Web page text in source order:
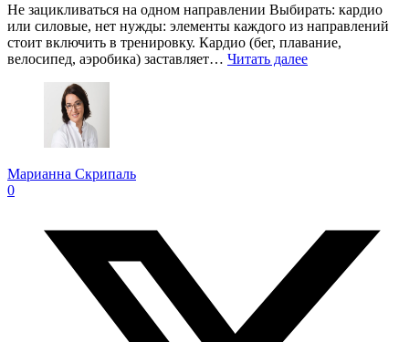
Не зацикливаться на одном направлении Выбирать: кардио
или силовые, нет нужды: элементы каждого из направлений
стоит включить в тренировку. Кардио (бег, плавание,
велосипед, аэробика) заставляет… Читать далее
Марианна Скрипаль
0